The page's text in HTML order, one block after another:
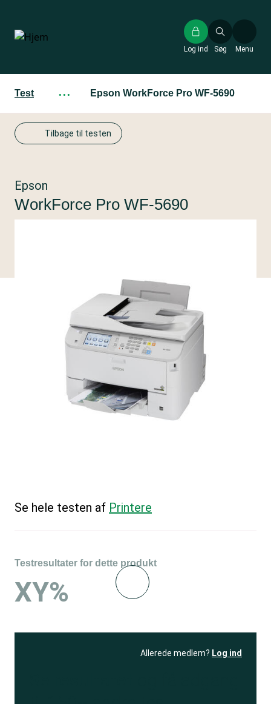
hovedindhold
Søg
Log ind Menu
Test ··· Epson WorkForce Pro WF-5690
Tilbage til testen
Epson
WorkForce Pro WF-5690
Se hele testen af Printere
Testresultater for dette produkt
XY%
Allerede medlem? Log ind